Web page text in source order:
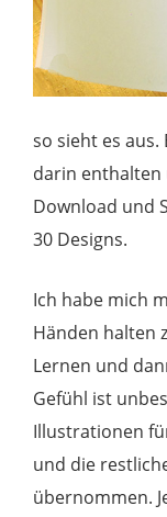
so sieht es aus.
darin enthalten
Download und
30 Designs.
Ich habe mich
Händen halten
Lernen und
Gefühl ist
Illustrationen
und die
übernommen.